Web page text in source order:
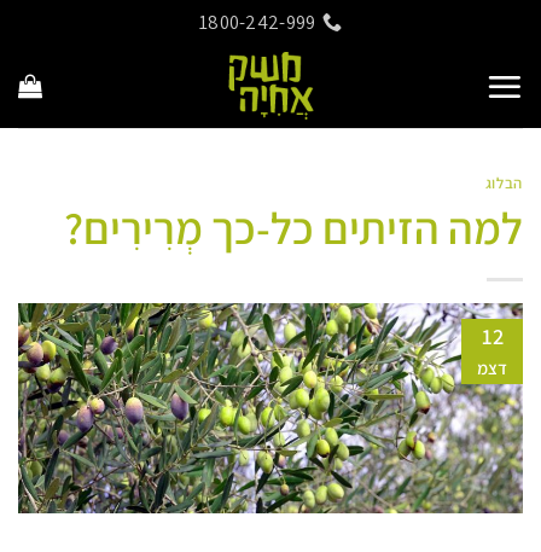
content
1800-242-999
הבלוג
למה הזיתים כל-כך מְרִירִים?
12
דצמ